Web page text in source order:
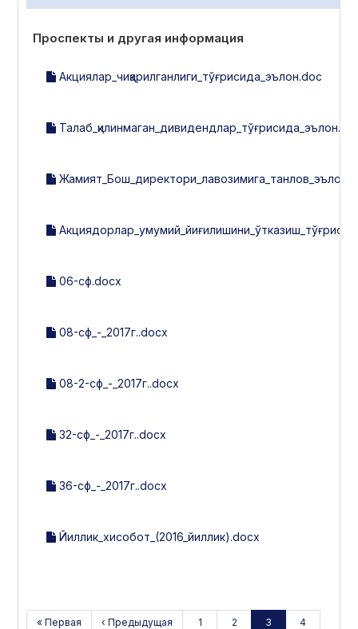
Проспекты и другая информация
Акциялар_чиқарилганлиги_тўғрисида_эълон.doc
06-сф.docx
08-сф_-_2017г..docx
08-2-сф_-_2017г..docx
32-сф_-_2017г..docx
36-сф_-_2017г..docx
Йиллик_хисобот_(2016_йиллик).docx
« Первая ‹ Предыдущая 1 2 3 4